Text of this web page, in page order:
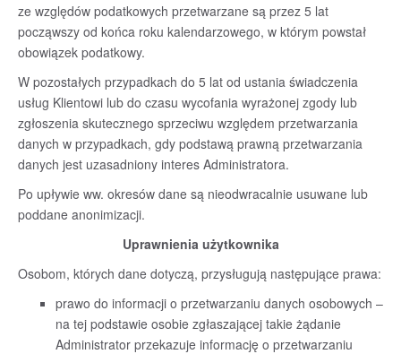
ze względów podatkowych przetwarzane są przez 5 lat
począwszy od końca roku kalendarzowego, w którym powstał
obowiązek podatkowy.
W pozostałych przypadkach do 5 lat od ustania świadczenia
usług Klientowi lub do czasu wycofania wyrażonej zgody lub
zgłoszenia skutecznego sprzeciwu względem przetwarzania
danych w przypadkach, gdy podstawą prawną przetwarzania
danych jest uzasadniony interes Administratora.
Po upływie ww. okresów dane są nieodwracalnie usuwane lub
poddane anonimizacji.
Uprawnienia użytkownika
Osobom, których dane dotyczą, przysługują następujące prawa:
prawo do informacji o przetwarzaniu danych osobowych –
na tej podstawie osobie zgłaszającej takie żądanie
Administrator przekazuje informację o przetwarzaniu